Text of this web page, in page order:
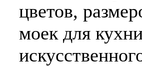
цветов,
моек для